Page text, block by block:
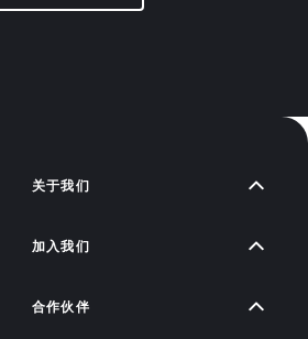
关于我们
加入我们
合作伙伴